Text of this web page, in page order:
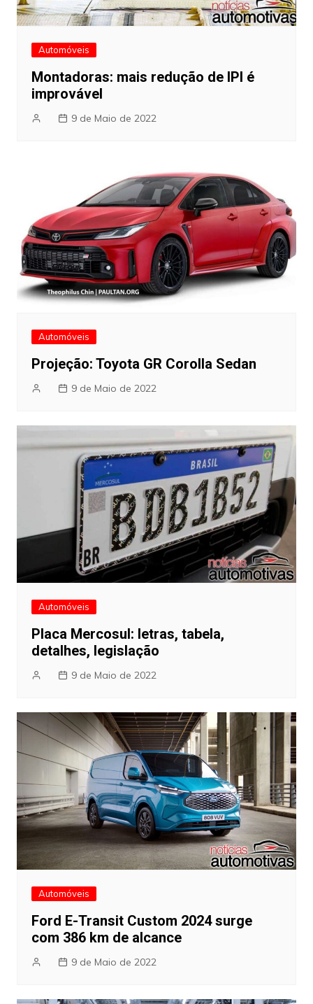
Automóveis
Montadoras: mais redução de IPI é
improvável
9 de Maio de 2022
Automóveis
Projeção: Toyota GR Corolla Sedan
9 de Maio de 2022
Automóveis
Placa Mercosul: letras, tabela,
detalhes, legislação
9 de Maio de 2022
Automóveis
Ford E-Transit Custom 2024 surge
com 386 km de alcance
9 de Maio de 2022